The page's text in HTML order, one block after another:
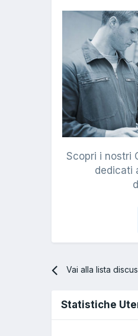
Scopri i nostri
dedicati
Vai alla lista
Statistiche